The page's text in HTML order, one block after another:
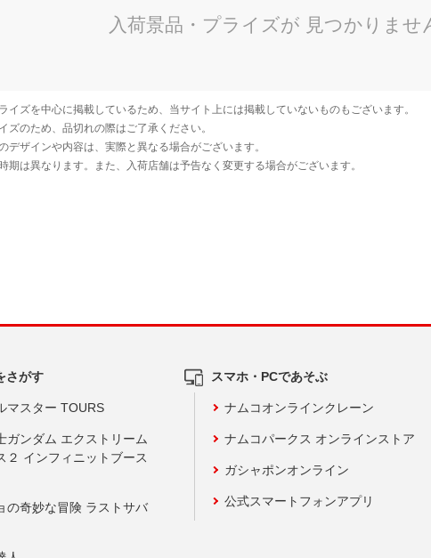
さがす
マスター TOURS
ガンダム エクストリーム
２ インフィニットブース
の奇妙な冒険 ラストサバ
スマホ・PCであそぶ
ナムコオンラインクレーン
ナムコパークス オンラインストア
ガシャポンオンライン
公式スマートフォンアプリ